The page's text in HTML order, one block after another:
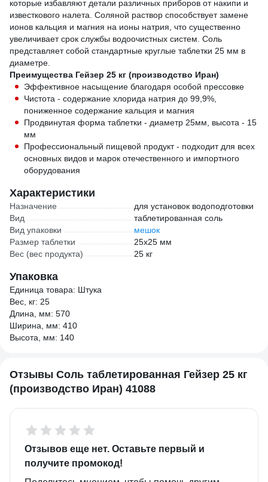
которые избавляют детали различных приборов от накипи и
известкового налета. Соляной раствор способствует замене
ионов кальция и магния на ионы натрия, что существенно
увеличивает срок службы водоочистных систем. Соль
представляет собой стандартные круглые таблетки 25 мм в
диаметре.
Преимущества Гейзер 25 кг (производство Иран)
Эффективное насыщение благодаря особой прессовке
Чистота - содержание хлорида натрия до 99,9%,
пониженное содержание кальция и магния
Продвинутая форма таблетки - диаметр 25мм, высота - 15
мм
Профессиональный пищевой продукт - подходит для всех
основных видов и марок отечественного и импортного
оборудования
Характеристики
Назначение
для установок водоподготовки
Вид
таблетированная соль
Вид упаковки
мешок
Размер таблетки
25х25 мм
Вес (вес продукта)
25 кг
Упаковка
Единица товара: Штука
Вес, кг: 25
Длина, мм: 570
Ширина, мм: 410
Высота, мм: 140
Отзывы Соль таблетированная Гейзер 25 кг
(производство Иран) 41088
Отзывов еще нет. Оставьте первый и
получите промокод!